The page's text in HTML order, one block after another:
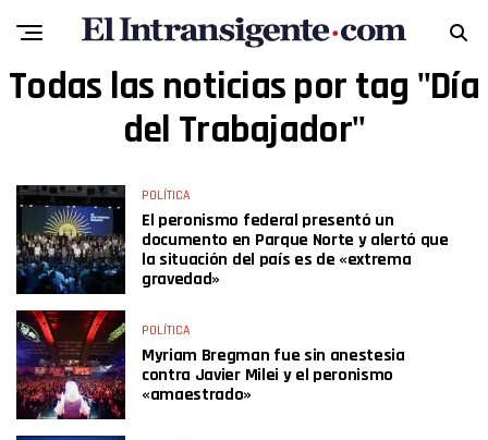
Todas las noticias por tag "Día
del Trabajador"
POLÍTICA
El peronismo federal presentó un
documento en Parque Norte y alertó que
la situación del país es de «extrema
gravedad»
POLÍTICA
Myriam Bregman fue sin anestesia
contra Javier Milei y el peronismo
«amaestrado»